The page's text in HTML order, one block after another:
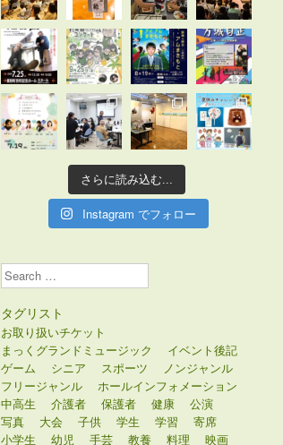
さらに読み込む...
Instagram でフォロー
Search
タグリスト
お取り扱いチケット
まっくグランドミュージック
イベント後記
ゲーム
シニア スポーツ
ノンジャンル
フリージャンル
ホールインフォメーション
中高生
介護者 保護者 健康
公演
写真
大会 子供 学生 学習
寄席
小学生
幼児 手芸 教養 料理 映画